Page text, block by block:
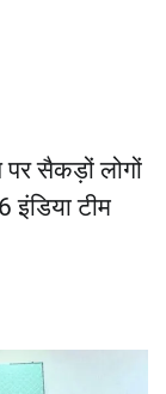
पर सैकड़ों लोगों
इंडिया टीम